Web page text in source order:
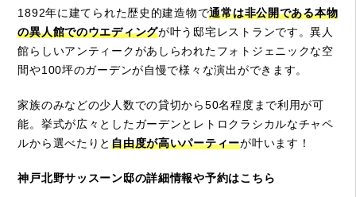
1892年に建てられた歴史的建造物で通常は非公開である本物
の異人館でのウエディングが叶う邸宅レストランです。異人
館らしいアンティークがあしらわれたフォトジェニックな空
間や100坪のガーデンが自慢で様々な演出ができます。
家族のみなどの少人数での貸切から50名程度まで利用が可
能。挙式が広々としたガーデンとレトロクラシカルなチャペ
ルから選べたりと自由度が高いパーティーが叶います！
神戸北野サッスーン邸の詳細情報や予約はこちら